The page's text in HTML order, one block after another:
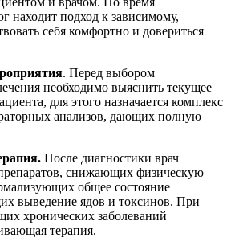
находит подход к зависимому,
себя комфортно и довериться
. Перед выбором
необходимо выяснить текущее
для этого назначается комплекс
анализов, дающих полную
После диагностики врач
снижающих физическую
общее состояние
выведение ядов и токсинов. При
хронических заболеваний
терапия.